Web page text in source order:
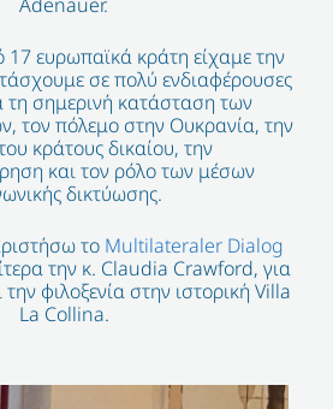
ευρωπαϊκά κράτη είχαμε την
σε πολύ ενδιαφέρουσες
τη σημερινή κατάσταση των
τον πόλεμο στην Ουκρανία, την
κράτους δικαίου, την
και τον ρόλο των μέσων
δικτύωσης.
τοMultilateraler Dialog
την κ. Claudia Crawford, για
φιλοξενία στην ιστορική Villa
La Collina.